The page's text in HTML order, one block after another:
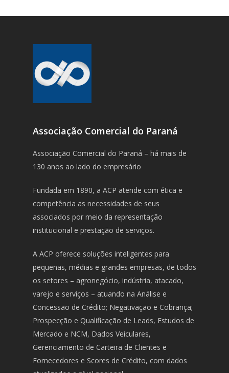
Associação Comercial do Paraná
Associação Comercial do Paraná – há mais de
130 anos ao lado do empresário
Fundada em 1890, a ACP atende com ética e
competência as necessidades de seus
associados por meio da representação
institucional e prestação de serviços.
A ACP oferece soluções inteligentes para
pequenas, médias e grandes empresas, de todos
os setores – agronegócio, indústria, atacado,
varejo e serviços – atuando na Análise e
Concessão de Crédito; Negativação e Cobrança;
Prospecção e Qualificação de Leads, Estudos de
Mercado e NCM, Dados Veiculares,
Gerenciamento de Carteira de Clientes e
Fornecedores e Scores de Crédito, com dados